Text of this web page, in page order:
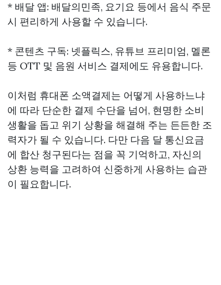
* 배달 앱: 배달의민족, 요기요 등에서 음식 주문
시 편리하게 사용할 수 있습니다.
* 콘텐츠 구독: 넷플릭스, 유튜브 프리미엄, 멜론
등 OTT 및 음원 서비스 결제에도 유용합니다.
이처럼 휴대폰 소액결제는 어떻게 사용하느냐
에 따라 단순한 결제 수단을 넘어, 현명한 소비
생활을 돕고 위기 상황을 해결해 주는 든든한 조
력자가 될 수 있습니다. 다만 다음 달 통신요금
에 합산 청구된다는 점을 꼭 기억하고, 자신의
상환 능력을 고려하여 신중하게 사용하는 습관
이 필요합니다.